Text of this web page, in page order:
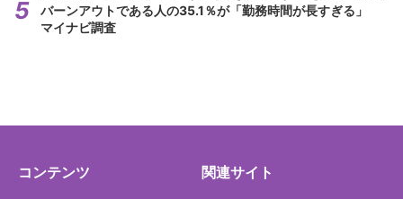
バーンアウトである人の35.1％が「勤務時間が長すぎる」
マイナビ調査
コンテンツ 関連サイト